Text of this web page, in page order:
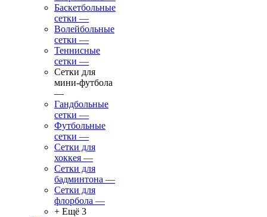
Баскетбольные
сетки —
Волейбольные
сетки —
Теннисные
сетки —
Сетки для
мини-футбола
—
Гандбольные
сетки —
Футбольные
сетки —
Сетки для
хоккея —
Сетки для
бадминтона —
Сетки для
флорбола —
+ Ещё 3